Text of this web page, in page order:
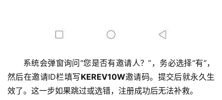
系统会弹窗询问“您是否有邀请人？”，务必选择“有”，
然后在邀请ID栏填写KEREV10W邀请码。提交后就永久生
效了。这一步如果跳过或选错，注册成功后无法补救。